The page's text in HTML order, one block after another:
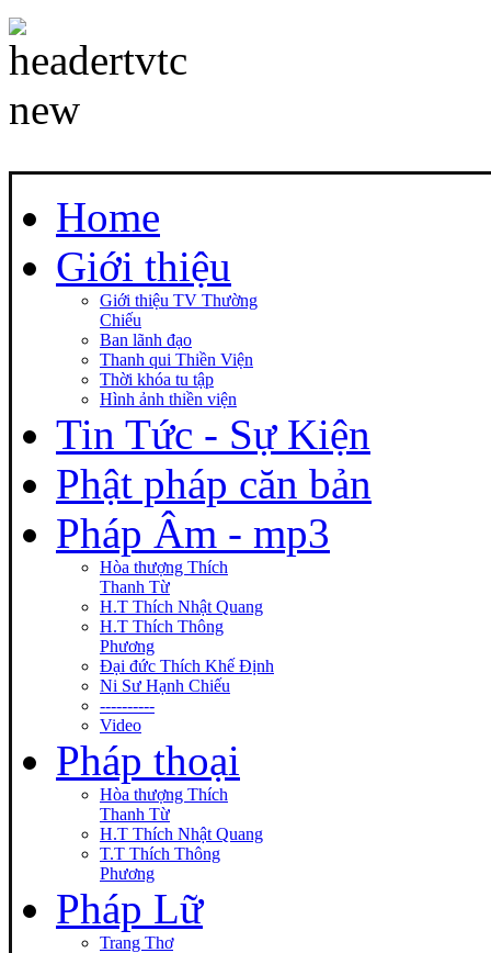
Home
Giới thiệu
Giới thiệu TV Thường
Chiếu
Ban lãnh đạo
Thanh qui Thiền Viện
Thời khóa tu tập
Hình ảnh thiền viện
Tin Tức - Sự Kiện
Phật pháp căn bản
Pháp Âm - mp3
Hòa thượng Thích
Thanh Từ
H.T Thích Nhật Quang
H.T Thích Thông
Phương
Đại đức Thích Khế Định
Ni Sư Hạnh Chiếu
----------
Video
Pháp thoại
Hòa thượng Thích
Thanh Từ
H.T Thích Nhật Quang
T.T Thích Thông
Phương
Pháp Lữ
Trang Thơ